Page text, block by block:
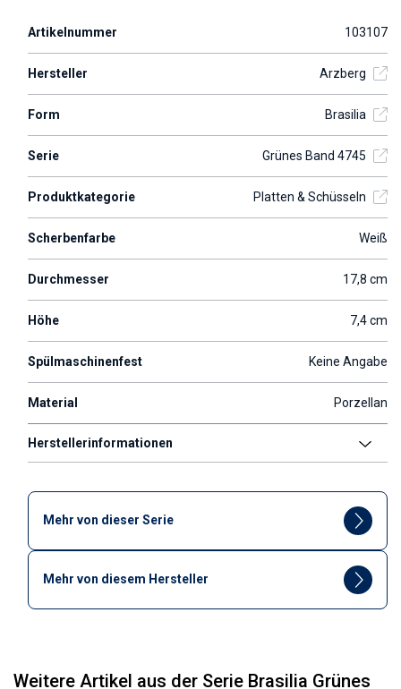
Artikelnummer 103107
Hersteller Arzberg
Form Brasilia
Serie Grünes Band 4745
Produktkategorie Platten & Schüsseln
Scherbenfarbe Weiß
Durchmesser 17,8 cm
Höhe 7,4 cm
Spülmaschinenfest Keine Angabe
Material Porzellan
Herstellerinformationen
Mehr von dieser Serie
Mehr von diesem Hersteller
Weitere Artikel aus der Serie Brasilia Grünes